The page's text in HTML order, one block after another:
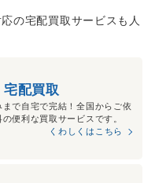
の宅配買取サービスも人
宅配買取
で自宅で完結！全国からご依
便利な買取サービスです。
くわしくはこちら